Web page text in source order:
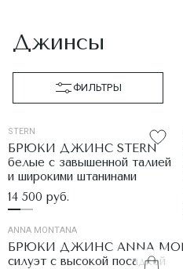
Джинсы
ФИЛЬТРЫ
STERN
БРЮКИ ДЖИНС STERN
белые с завышенной талией
и широкими штанинами
14 500 руб.
ANNA MONTANA
БРЮКИ ДЖИНС ANNA
силуэт с высокой посадкой